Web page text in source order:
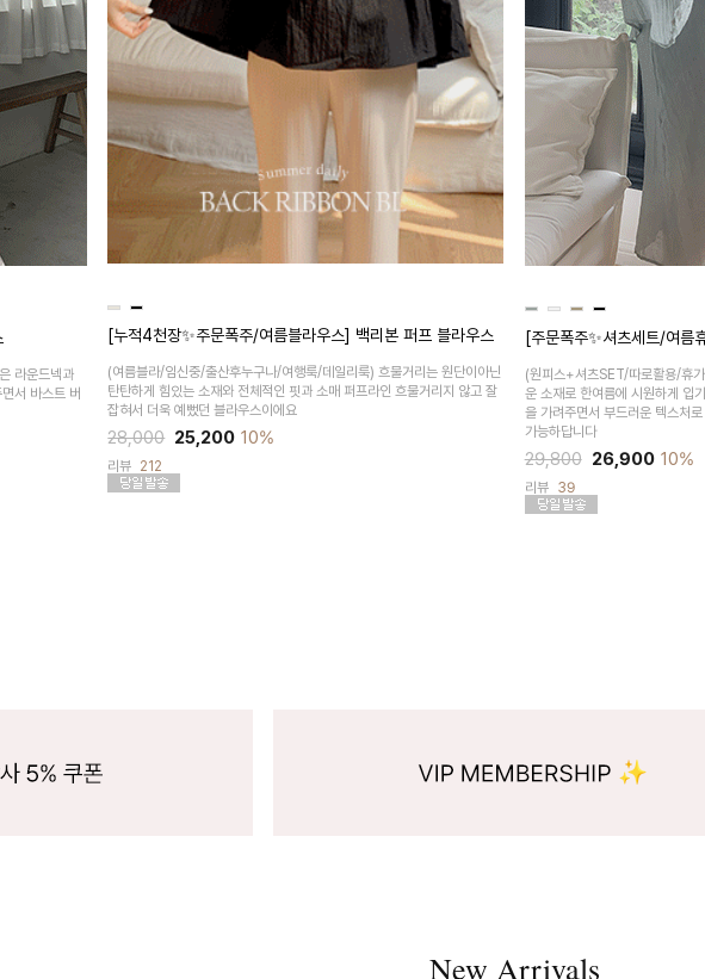
라운드넥과
서 바스트 버
[누적4천장✨주문폭주/여름블라우스] 백리본 퍼프 블라우스
(여름블라/임신중/출산후누구나/여행룩/데일리룩) 흐물거리는 원단이아닌
탄탄하게 힘있는 소재와 전체적인 핏과 소매 퍼프라인 흐물거리지 않고 잘
잡혀서 더욱 예뻤던 블라우스이에요
28,000 25,200 10%
리뷰 212
[주문폭주✨셔츠세트/여름
(원피스+셔츠SET/따로활용/휴
운 소재로 한여름에 시원하게 입
을 가려주면서 부드러운 텍스처
가능하답니다
29,800 26,900 10%
리뷰 39
New Arrivals